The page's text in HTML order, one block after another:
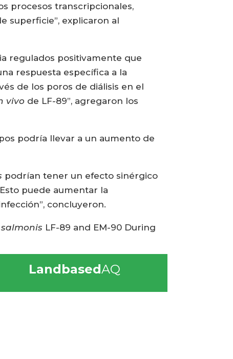
procesos transcripcionales,
superficie”, explicaron al
regulados positivamente que
respuesta específica a la
de los poros de diálisis en el
vivo de LF-89”, agregaron los
podría llevar a un aumento de
podrían tener un efecto sinérgico
puede aumentar la
concluyeron.
LF-89 and EM-90 During
LandbasedAQ